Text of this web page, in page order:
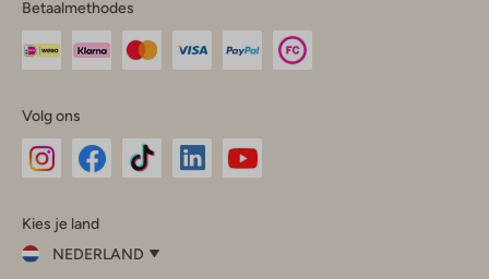
Betaalmethodes
Volg ons
InstagramFacebook
Kies je land
NEDERLAND